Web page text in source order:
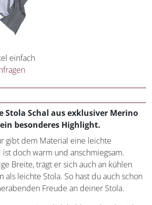
einfach
Stola Schal aus exklusiver Merino
besonderes Highlight.
gibt dem Material eine leichte
ist doch warm und anschmiegsam.
Breite, trägt er sich auch an kühlen
als leichte Stola. So hast du auch schon
Freude an deiner Stola.